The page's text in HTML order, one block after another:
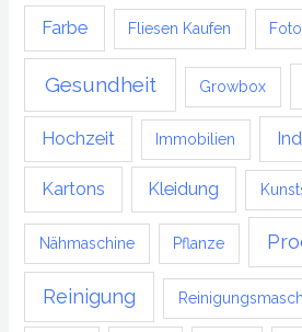
Farbe Fliesen Kaufen
Gesundheit Growbox
Hochzeit Immobilien
Kartons Kleidung
Nähmaschine Pflanze
Reinigung